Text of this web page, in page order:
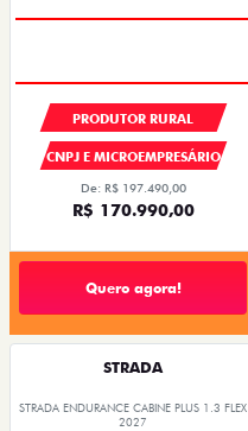
PRODUTOR RURAL
CNPJ E MICROEMPRESÁRIO
De: R$ 197.490,00
R$ 170.990,00
Quero agora!
STRADA
STRADA ENDURANCE CABINE PLUS 1.3 FLEX
2027